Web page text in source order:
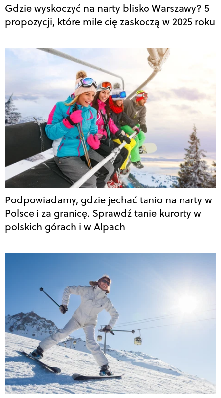
Gdzie wyskoczyć na narty blisko Warszawy? 5
propozycji, które mile cię zaskoczą w 2025 roku
Podpowiadamy, gdzie jechać tanio na narty w
Polsce i za granicę. Sprawdź tanie kurorty w
polskich górach i w Alpach